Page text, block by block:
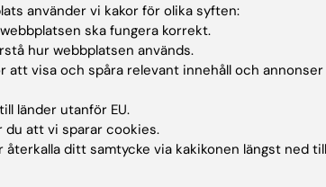
använder vi kakor för olika syften:
ska fungera korrekt.
hur webbplatsen används.
att visa och spåra relevant innehåll och
länder utanför EU.
du att vi sparar cookies.
återkalla ditt samtycke via kakikonen längst ned